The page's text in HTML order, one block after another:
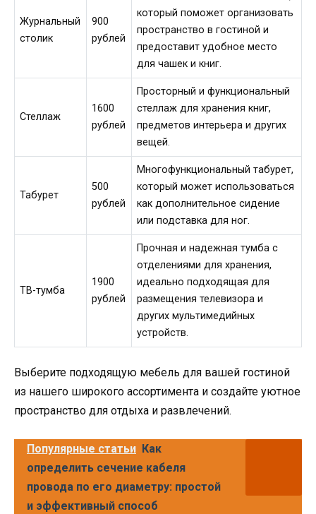
Журнальный
столик
900
рублей
который поможет организовать
пространство в гостиной и
предоставит удобное место
для чашек и книг.
Стеллаж
1600
рублей
Просторный и функциональный
стеллаж для хранения книг,
предметов интерьера и других
вещей.
Табурет
500
рублей
Многофункциональный табурет,
который может использоваться
как дополнительное сидение
или подставка для ног.
ТВ-тумба
1900
рублей
Прочная и надежная тумба с
отделениями для хранения,
идеально подходящая для
размещения телевизора и
других мультимедийных
устройств.
Выберите подходящую мебель для вашей гостиной
из нашего широкого ассортимента и создайте уютное
пространство для отдыха и развлечений.
Популярные статьи Как
определить сечение кабеля
провода по его диаметру: простой
и эффективный способ